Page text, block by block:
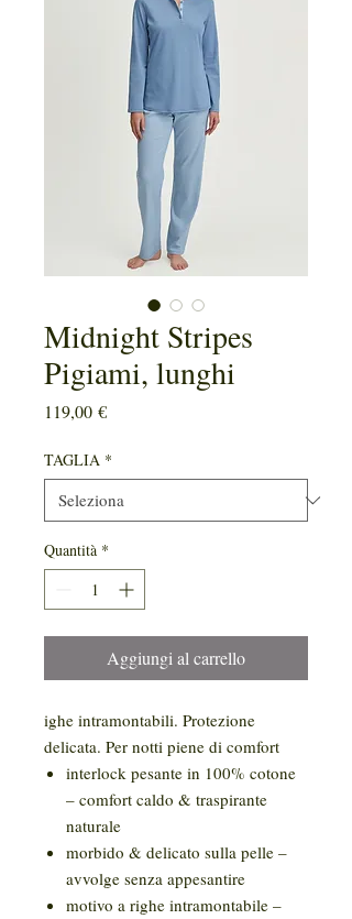
Midnight Stripes
Pigiami, lunghi
119,00 €Prezzo
TAGLIA *
Quantità *
Aggiungi al carrello
ighe intramontabili. Protezione
delicata. Per notti piene di comfort
interlock pesante in 100% cotone
– comfort caldo & traspirante
naturale
morbido & delicato sulla pelle –
avvolge senza appesantire
motivo a righe intramontabile –